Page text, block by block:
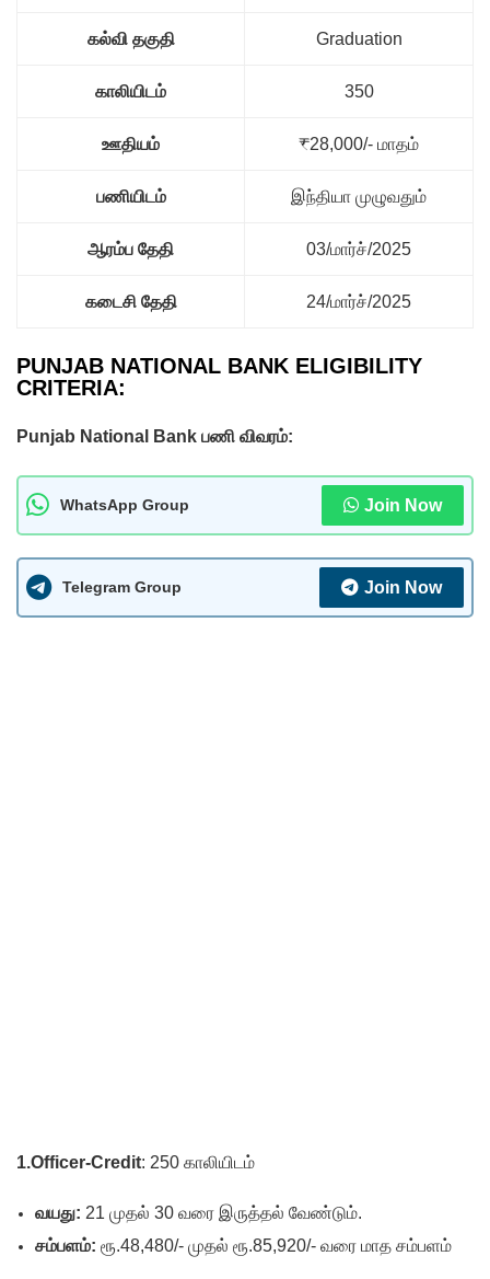
கல்வி தகுதி Graduation
காலியிடம் 350
ஊதியம் ₹28,000/- மாதம்
பணியிடம் இந்தியா முழுவதும்
ஆரம்ப தேதி 03/மார்ச்/2025
கடைசி தேதி 24/மார்ச்/2025
PUNJAB NATIONAL BANK ELIGIBILITY
CRITERIA:
Punjab National Bank பணி விவரம்:
WhatsApp Group Join Now
Telegram Group Join Now
1.Officer-Credit: 250 காலியிடம்
வயது: 21 முதல் 30 வரை இருத்தல் வேண்டும்.
சம்பளம்: ரூ.48,480/- முதல் ரூ.85,920/- வரை மாத சம்பளம்